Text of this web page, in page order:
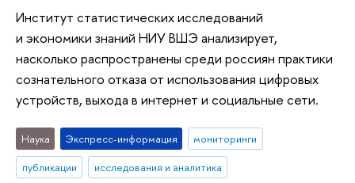
Институт статистических исследований
и экономики знаний НИУ ВШЭ анализирует,
насколько распространены среди россиян практики
сознательного отказа от использования цифровых
устройств, выхода в интернет и социальные сети.
Наука Экспресс-информация
мониторинги
публикации
исследования и аналитика